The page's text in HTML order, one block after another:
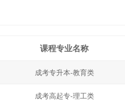
课程专业名称
成考专升本-教育类
成考高起专-理工类